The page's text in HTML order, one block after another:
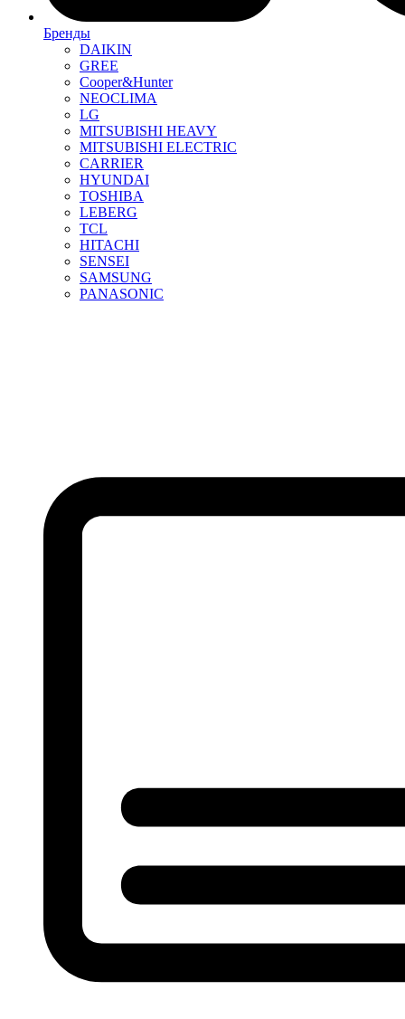
Бренды
DAIKIN
GREE
Cooper&Hunter
NEOCLIMA
LG
MITSUBISHI HEAVY
MITSUBISHI ELECTRIC
CARRIER
HYUNDAI
TOSHIBA
LEBERG
TCL
HITACHI
SENSEI
SAMSUNG
PANASONIC